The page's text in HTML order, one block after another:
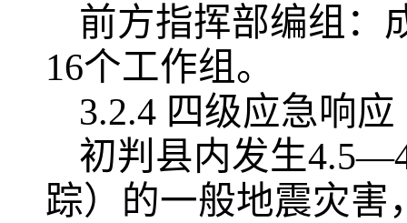
前方指挥部编组：
16个工作组。
3.2.4 四级应急响应
初判县内发生
踪）的一般地震灾害